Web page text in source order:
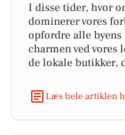
I disse tider, hvor
dominerer vores
opfordre alle
charmen ved vores
de lokale butikker,
Læs hele artiklen